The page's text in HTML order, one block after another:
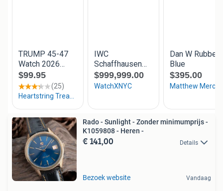
Rado - Sunlight - Zonder minimumprijs -
K1059808 - Heren -
€ 141,00 Details
Bezoek website Vandaag